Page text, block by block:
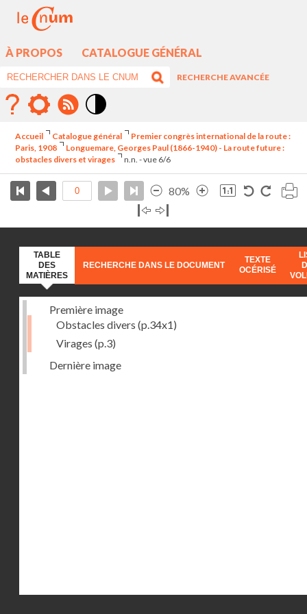
À PROPOS CATALOGUE GÉNÉRAL
RECHERCHE AVANCÉE
élévé
Accueil Catalogue général
Premier congrès international de la route :
Paris, 1908
Longuemare, Georges Paul (1866-1940) - La route future :
obstacles divers et virages
n.n. - vue 6/6
80%
TABLE
DES
MATIÈRES
RECHERCHE DANS LE DOCUMENT
TEXTE
OCÉRISÉ
Première image
Obstacles divers (p.34x1)
Virages (p.3)
Dernière image